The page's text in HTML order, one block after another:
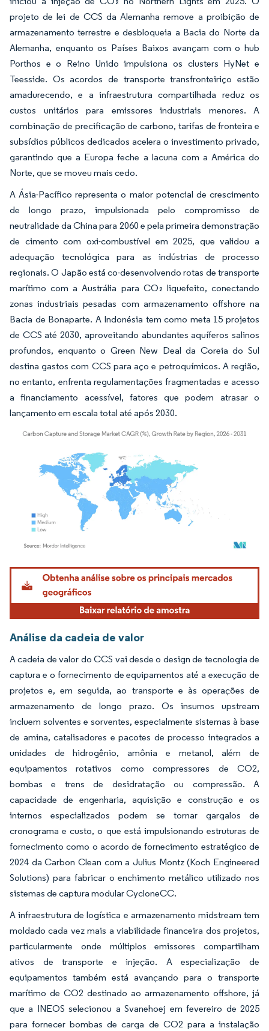
projeto de lei de CCS da Alemanha remove a proibição de
armazenamento terrestre e desbloqueia a Bacia do Norte da
Alemanha, enquanto os Países Baixos avançam com o hub
Porthos e o Reino Unido impulsiona os clusters HyNet e
Teesside. Os acordos de transporte transfronteiriço estão
amadurecendo, e a infraestrutura compartilhada reduz os
custos unitários para emissores industriais menores. A
combinação de precificação de carbono, tarifas de fronteira e
subsídios públicos dedicados acelera o investimento privado,
garantindo que a Europa feche a lacuna com a América do
Norte, que se moveu mais cedo.
A Ásia-Pacífico representa o maior potencial de crescimento
de longo prazo, impulsionada pelo compromisso de
neutralidade da China para 2060 e pela primeira demonstração
de cimento com oxi-combustível em 2025, que validou a
adequação tecnológica para as indústrias de processo
regionais. O Japão está co-desenvolvendo rotas de transporte
marítimo com a Austrália para CO₂ liquefeito, conectando
zonas industriais pesadas com armazenamento offshore na
Bacia de Bonaparte. A Indonésia tem como meta 15 projetos
de CCS até 2030, aproveitando abundantes aquíferos salinos
profundos, enquanto o Green New Deal da Coreia do Sul
destina gastos com CCS para aço e petroquímicos. A região,
no entanto, enfrenta regulamentações fragmentadas e acesso
a financiamento acessível, fatores que podem atrasar o
lançamento em escala total até após 2030.
Imagem © Mordor Intelligence. O reuso requer atribuição conforme CC BY 4.0.
Análise da cadeia de valor
A cadeia de valor do CCS vai desde o design de tecnologia de
captura e o fornecimento de equipamentos até a execução de
projetos e, em seguida, ao transporte e às operações de
armazenamento de longo prazo. Os insumos upstream
incluem solventes e sorventes, especialmente sistemas à base
de amina, catalisadores e pacotes de processo integrados a
unidades de hidrogênio, amônia e metanol, além de
equipamentos rotativos como compressores de CO2,
bombas e trens de desidratação ou compressão. A
capacidade de engenharia, aquisição e construção e os
internos especializados podem se tornar gargalos de
cronograma e custo, o que está impulsionando estruturas de
fornecimento como o acordo de fornecimento estratégico de
2024 da Carbon Clean com a Julius Montz (Koch Engineered
Solutions) para fabricar o enchimento metálico utilizado nos
sistemas de captura modular CycloneCC.
A infraestrutura de logística e armazenamento midstream tem
moldado cada vez mais a viabilidade financeira dos projetos,
particularmente onde múltiplos emissores compartilham
ativos de transporte e injeção. A especialização de
equipamentos também está avançando para o transporte
marítimo de CO2 destinado ao armazenamento offshore, já
que a INEOS selecionou a Svanehoej em fevereiro de 2025
para fornecer bombas de carga de CO2 para a instalação